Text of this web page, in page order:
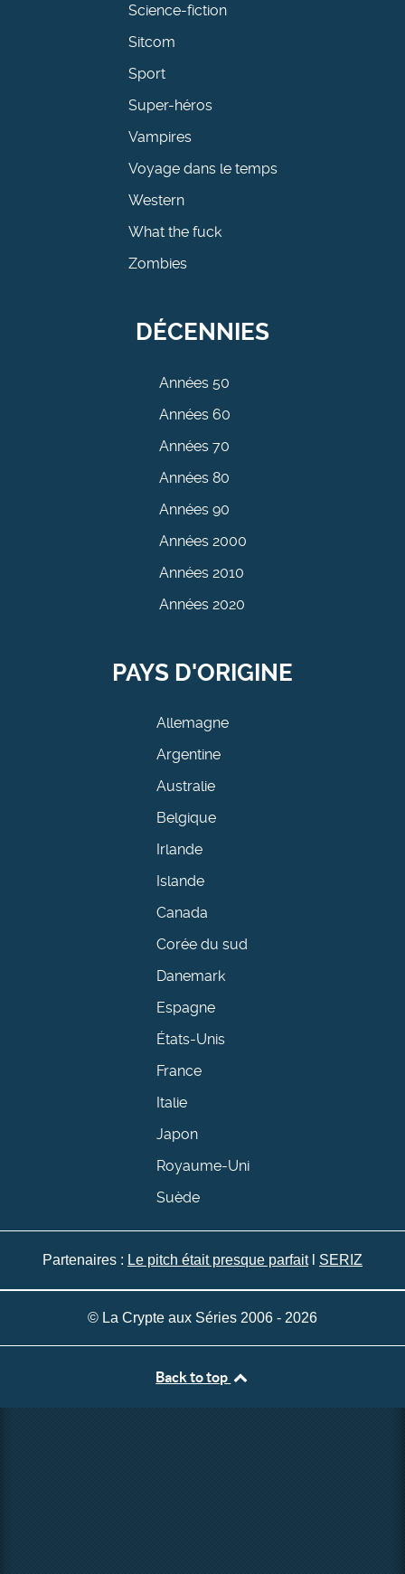
Science-fiction
Sitcom
Sport
Super-héros
Vampires
Voyage dans le temps
Western
What the fuck
Zombies
DÉCENNIES
Années 50
Années 60
Années 70
Années 80
Années 90
Années 2000
Années 2010
Années 2020
PAYS D'ORIGINE
Allemagne
Argentine
Australie
Belgique
Irlande
Islande
Canada
Corée du sud
Danemark
Espagne
États-Unis
France
Italie
Japon
Royaume-Uni
Suède
Partenaires : Le pitch était presque parfaitl SERIZ
© La Crypte aux Séries 2006 - 2026
Back to top